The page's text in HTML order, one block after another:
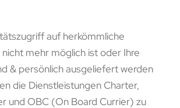
auf herkömmliche
mehr möglich ist oder Ihre
& persönlich ausgeliefert werden
die Dienstleistungen Charter,
und OBC (On Board Currier) zu